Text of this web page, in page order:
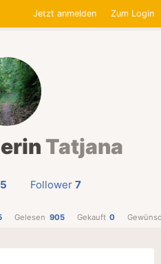
Jetzt anmelden Zum Login
Tatjana
5 Follower 7
Gelesen 905 Gekauft 0